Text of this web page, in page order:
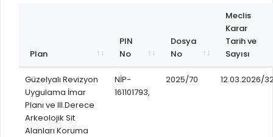
BİLGİ EDİNME
MECLİS
MECLİS ÜYELERİ
KOMİSYON ÜYELERİ
İLAN REKLAM E-BEYANNAME
YANGIN SİGORTA E-BEYANNAME
BAŞVURU / KAYIT / SORGU
ORKESTRA KAYIT
Plan
PIN
No
Dosya
No
Meclis
Karar
Tarih ve
Sayısı
Güzelyalı Revizyon
Uygulama İmar
Planı ve III.Derece
Arkeolojik Sit
Alanları Koruma
NİP-
161101793,
2025/70 12.03.2026/